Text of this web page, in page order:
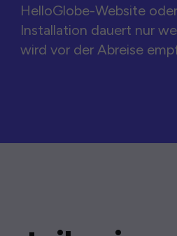
HelloGlobe-Website
Installation dauert nur
wird vor der Abreise